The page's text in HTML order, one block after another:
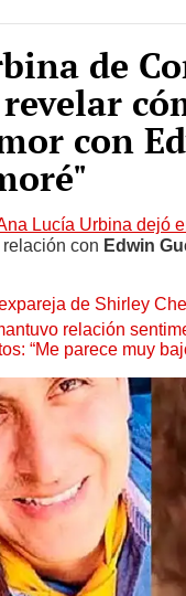
de
con
Lucía Urbina dejó
relación con Edwin
de Shirley
relación
“Me parece muy